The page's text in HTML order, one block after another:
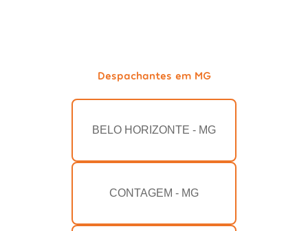
Despachantes em MG
BELO HORIZONTE - MG
CONTAGEM - MG